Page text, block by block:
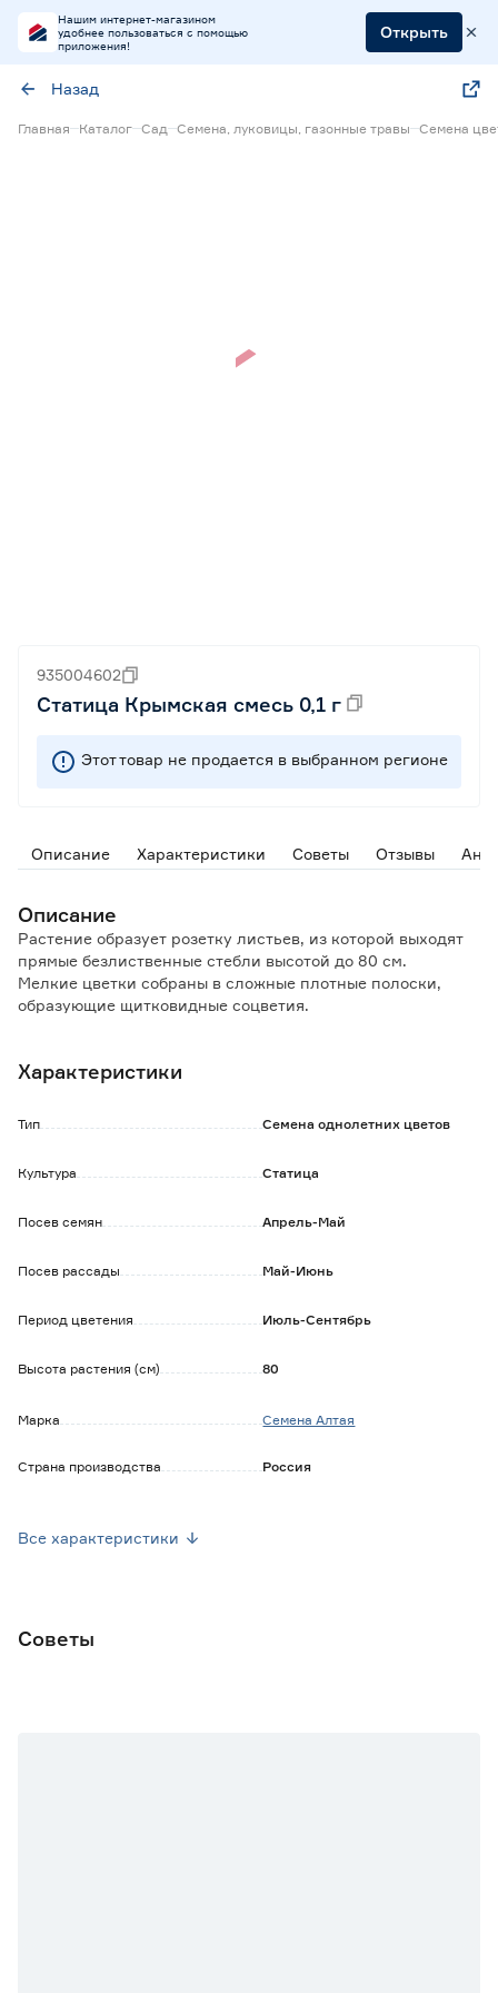
Нашим интернет-магазином
удобнее пользоваться с помощью
приложения!
Открыть
Назад
Главная Каталог Сад Семена, луковицы, газонные травы Семена
935004602
Статица Крымская смесь 0,1 г
Этот товар не продается в выбранном регионе
Описание Характеристики Советы Отзывы
Описание
Растение образует розетку листьев, из которой выходят
прямые безлиственные стебли высотой до 80 см.
Мелкие цветки собраны в сложные плотные полоски,
образующие щитковидные соцветия.
Высушенные цветки отлично сохраняют свою форму и
аранжировок.
Характеристики
Тип Семена однолетних цветов
Культура Статица
Посев семян Апрель-Май
Посев рассады Май-Июнь
Период цветения Июль-Сентябрь
Высота растения (см) 80
Марка Семена Алтая
Страна производства Россия
Все характеристики
Советы